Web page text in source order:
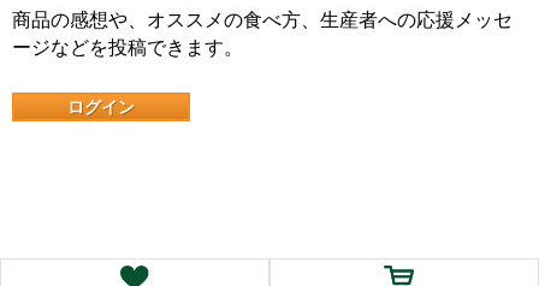
商品の感想や、オススメの食べ方、生産者への応援メッセ
ージなどを投稿できます。
ログイン